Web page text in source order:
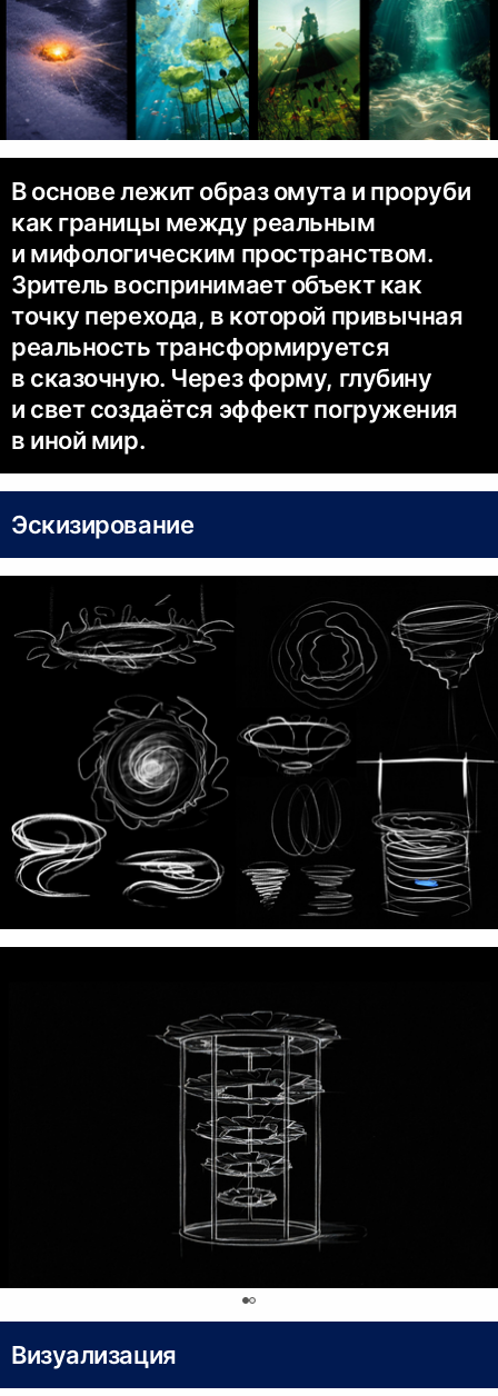
В основе лежит образ омута и проруби
как границы между реальным
и мифологическим пространством.
Зритель воспринимает объект как
точку перехода, в которой привычная
реальность трансформируется
в сказочную. Через форму, глубину
и свет создаётся эффект погружения
в иной мир.
Эскизирование
Визуализация